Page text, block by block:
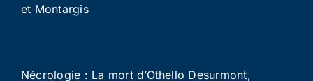
et Montargis
Nécrologie : La mort d’Othello Desurmont,